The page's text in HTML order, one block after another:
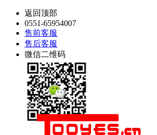
返回顶部
0551-65954007
售前客服
售后客服
微信二维码